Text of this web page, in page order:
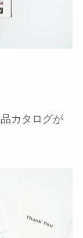
カタログが